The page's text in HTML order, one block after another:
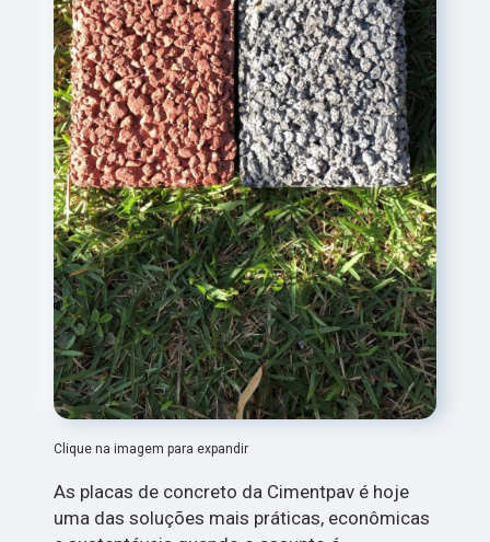
Clique na imagem para expandir
As placas de concreto da Cimentpav é hoje
uma das soluções mais práticas, econômicas